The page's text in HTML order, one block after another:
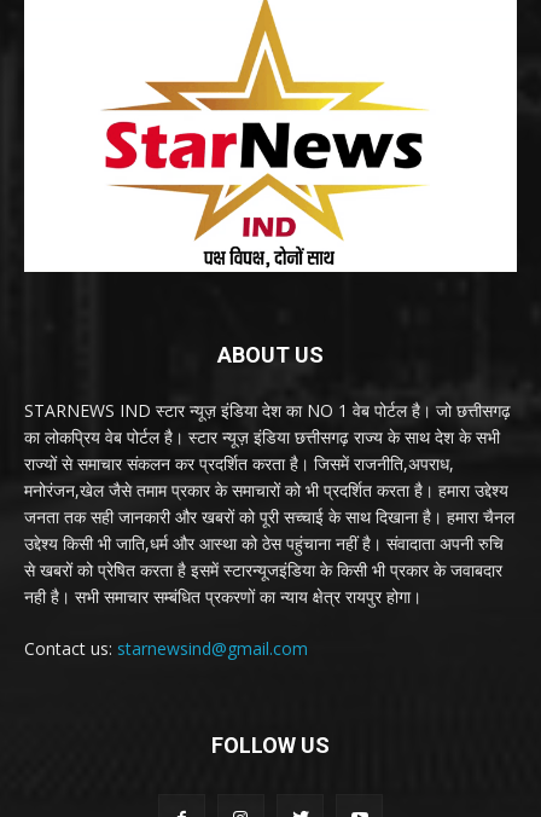
ABOUT US
STARNEWS IND स्टार न्यूज़ इंडिया देश का NO 1 वेब पोर्टल है। जो छत्तीसगढ़
का लोकप्रिय वेब पोर्टल है। स्टार न्यूज़ इंडिया छत्तीसगढ़ राज्य के साथ देश के सभी
राज्यों से समाचार संकलन कर प्रदर्शित करता है। जिसमें राजनीति,अपराध,
मनोरंजन,खेल जैसे तमाम प्रकार के समाचारों को भी प्रदर्शित करता है। हमारा उद्देश्य
जनता तक सही जानकारी और खबरों को पूरी सच्चाई के साथ दिखाना है। हमारा चैनल
उद्देश्य किसी भी जाति,धर्म और आस्था को ठेस पहुंचाना नहीं है। संवादाता अपनी रुचि
से खबरों को प्रेषित करता है इसमें स्टारन्यूजइंडिया के किसी भी प्रकार के जवाबदार
नही है। सभी समाचार सम्बंधित प्रकरणों का न्याय क्षेत्र रायपुर होगा।
Contact us: starnewsind@gmail.com
FOLLOW US